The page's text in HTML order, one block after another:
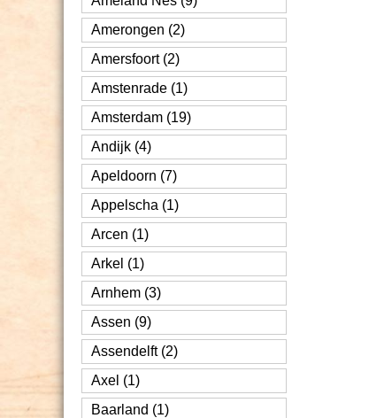
Amerongen (2)
Amersfoort (2)
Amstenrade (1)
Amsterdam (19)
Andijk (4)
Apeldoorn (7)
Appelscha (1)
Arcen (1)
Arkel (1)
Arnhem (3)
Assen (9)
Assendelft (2)
Axel (1)
Baarland (1)